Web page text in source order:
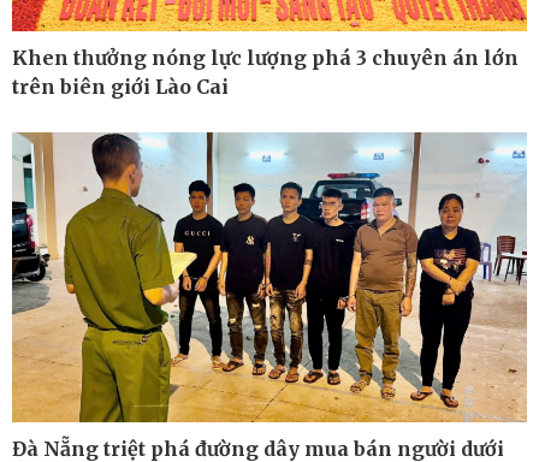
Chứng khoán
Xổ số 3 miền
Giá cà phê
Khen thưởng nóng lực lượng phá 3 chuyên án lớn
trên biên giới Lào Cai
Đà Nẵng triệt phá đường dây mua bán người dưới